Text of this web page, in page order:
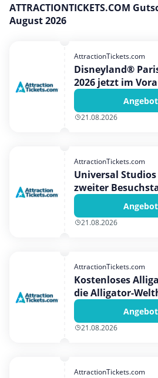
Mode & Accessoires
Shopping
Sport & Freizeit
Urlaub & Reise
ATTRACTIONTICKETS.COM
August 2026
AttractionTickets.com
Disneyland®
2026 jetzt im
den Bestpreis +
Geschenk
21.08.2026
AttractionTickets.com
Universal Studios
zweiter
21.08.2026
AttractionTickets.com
Kostenloses
die Alligator-
21.08.2026
AttractionTickets.com